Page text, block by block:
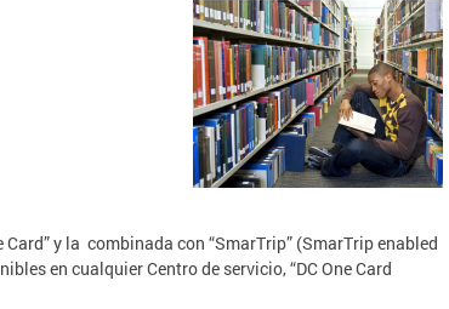
Card” y la combinada con “SmarTrip” (SmarTrip enabled
en cualquier Centro de servicio, “DC One Card